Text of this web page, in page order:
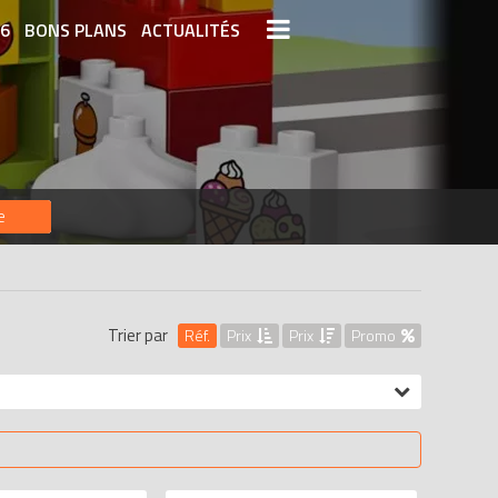
BONS PLANS ACTUALITÉS
LEGO LES PLUS CHERS
DERNIERS LEGO AJOUTÉS
Trier par Réf. Prix Prix Promo
de 20 à 50 €